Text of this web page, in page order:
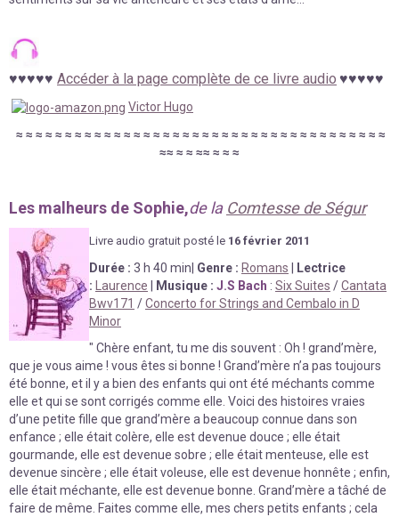
♥♥♥♥♥ Accéder à la page complète de ce livre audio ♥♥♥♥♥
Victor Hugo
≈ ≈ ≈ ≈ ≈ ≈ ≈ ≈ ≈ ≈ ≈ ≈ ≈ ≈ ≈ ≈ ≈ ≈ ≈ ≈ ≈ ≈ ≈ ≈ ≈ ≈ ≈ ≈ ≈ ≈ ≈ ≈ ≈ ≈ ≈ ≈ ≈ ≈
≈≈ ≈ ≈ ≈≈ ≈ ≈ ≈
Les malheurs de Sophie,de la Comtesse de Ségur
Livre audio gratuit posté le 16 février 2011
Durée : 3 h 40 min Genre : Romans
Lectrice
:
Laurence Musique : J.S Bach : Six Suites /Cantata
Bwv171 /Concerto for Strings and Cembalo in D
Minor
" Chère enfant, tu me dis souvent : Oh ! grand’mère,
que je vous aime ! vous êtes si bonne ! Grand’mère n’a pas toujours
été bonne, et il y a bien des enfants qui ont été méchants comme
elle et qui se sont corrigés comme elle. Voici des histoires vraies
d’une petite fille que grand’mère a beaucoup connue dans son
enfance ; elle était colère, elle est devenue douce ; elle était
gourmande, elle est devenue sobre ; elle était menteuse, elle est
devenue sincère ; elle était voleuse, elle est devenue honnête ; enfin,
elle était méchante, elle est devenue bonne. Grand’mère a tâché de
faire de même. Faites comme elle, mes chers petits enfants ; cela